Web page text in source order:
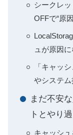
シークレ
OFFで“原
ュが原因
「キャッ
やシステ
まだ不安
トとやり
キャッシ